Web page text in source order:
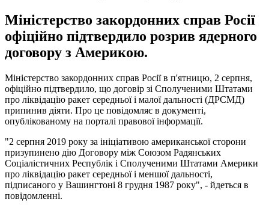
Міністерство закордонних справ Росії
офіційно підтвердило розрив ядерного
договору з Америкою.
Міністерство закордонних справ Росії в п'ятницю, 2 серпня,
офіційно підтвердило, що договір зі Сполученими Штатами
про ліквідацію ракет середньої і малої дальності (ДРСМД)
припинив діяти. Про це повідомляє в документі,
опублікованому на порталі правової інформації.
"2 серпня 2019 року за ініціативою американської сторони
призупинено дію Договору між Союзом Радянських
Соціалістичних Республік і Сполученими Штатами Америки
про ліквідацію ракет середньої і меншої дальності,
підписаного у Вашингтоні 8 грудня 1987 року", - йдеться в
повідомленні.